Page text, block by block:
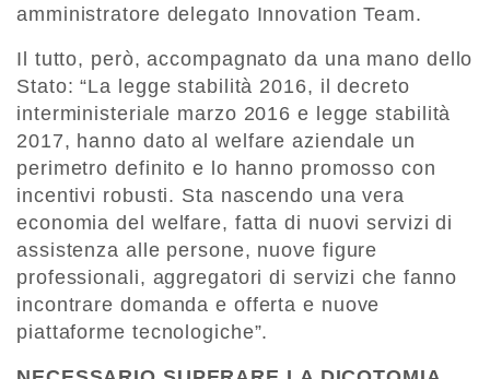
amministratore delegato Innovation Team.
Il tutto, però, accompagnato da una mano dello
Stato: “La legge stabilità 2016, il decreto
interministeriale marzo 2016 e legge stabilità
2017, hanno dato al welfare aziendale un
perimetro definito e lo hanno promosso con
incentivi robusti. Sta nascendo una vera
economia del welfare, fatta di nuovi servizi di
assistenza alle persone, nuove figure
professionali, aggregatori di servizi che fanno
incontrare domanda e offerta e nuove
piattaforme tecnologiche”.